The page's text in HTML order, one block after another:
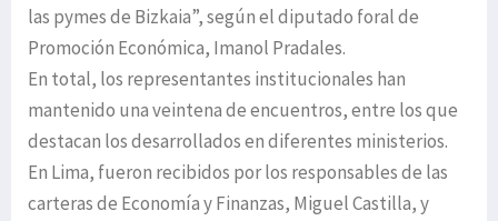
las pymes de Bizkaia”, según el diputado foral de
Promoción Económica, Imanol Pradales.
En total, los representantes institucionales han
mantenido una veintena de encuentros, entre los que
destacan los desarrollados en diferentes ministerios.
En Lima, fueron recibidos por los responsables de las
carteras de Economía y Finanzas, Miguel Castilla, y